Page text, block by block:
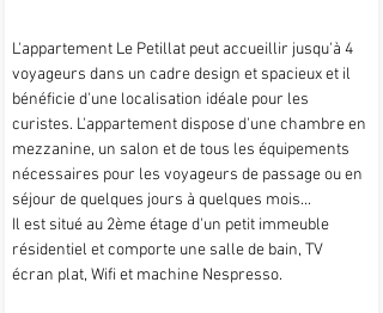
L'appartement Le Petillat peut accueillir jusqu'à 4
voyageurs dans un cadre design et spacieux et il
bénéficie d'une localisation idéale pour les
curistes. L'appartement dispose d'une chambre en
mezzanine, un salon et de tous les équipements
nécessaires pour les voyageurs de passage ou en
séjour de quelques jours à quelques mois...
Il est situé au 2ème étage d'un petit immeuble
résidentiel et comporte une salle de bain, TV
écran plat, Wifi et machine Nespresso.